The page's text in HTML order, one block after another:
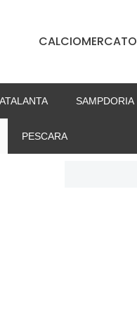
CALCIOMERCATO
SAMPDORIA
PESCARA